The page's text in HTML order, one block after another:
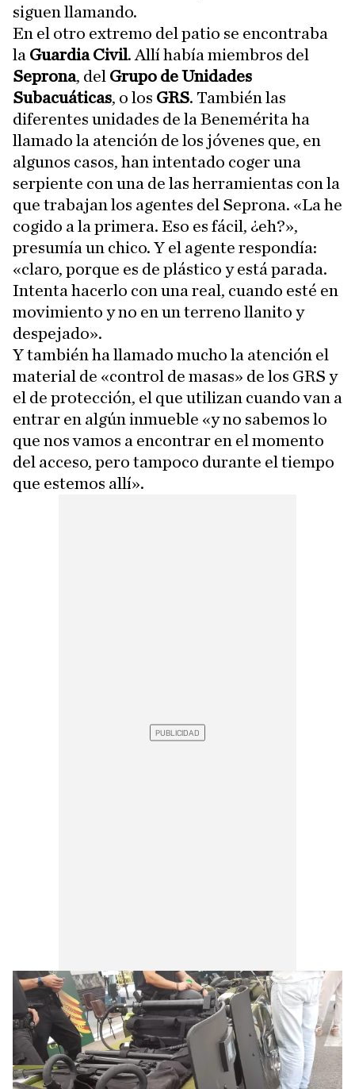
siguen llamando.
En el otro extremo del patio se encontraba
la Guardia Civil. Allí había miembros del
Seprona, del Grupo de Unidades
Subacuáticas, o los GRS. También las
diferentes unidades de la Benemérita ha
llamado la atención de los jóvenes que, en
algunos casos, han intentado coger una
serpiente con una de las herramientas con la
que trabajan los agentes del Seprona. «La he
cogido a la primera. Eso es fácil, ¿eh?»,
presumía un chico. Y el agente respondía:
«claro, porque es de plástico y está parada.
Intenta hacerlo con una real, cuando esté en
movimiento y no en un terreno llanito y
despejado».
Y también ha llamado mucho la atención el
material de «control de masas» de los GRS y
el de protección, el que utilizan cuando van a
entrar en algún inmueble «y no sabemos lo
que nos vamos a encontrar en el momento
del acceso, pero tampoco durante el tiempo
que estemos allí».